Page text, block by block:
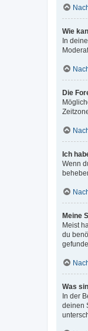
Wie
In
Die
Ich
Wenn
Meine
Meist
du
Was
In der
deinen